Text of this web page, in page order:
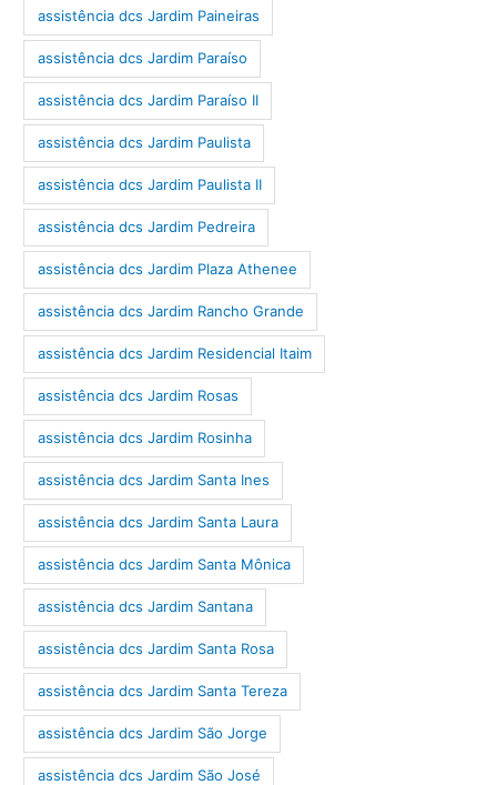
assistência dcs Jardim Paineiras
assistência dcs Jardim Paraíso
assistência dcs Jardim Paraíso II
assistência dcs Jardim Paulista
assistência dcs Jardim Paulista II
assistência dcs Jardim Pedreira
assistência dcs Jardim Plaza Athenee
assistência dcs Jardim Rancho Grande
assistência dcs Jardim Residencial Itaim
assistência dcs Jardim Rosas
assistência dcs Jardim Rosinha
assistência dcs Jardim Santa Ines
assistência dcs Jardim Santa Laura
assistência dcs Jardim Santa Mônica
assistência dcs Jardim Santana
assistência dcs Jardim Santa Rosa
assistência dcs Jardim Santa Tereza
assistência dcs Jardim São Jorge
assistência dcs Jardim São José